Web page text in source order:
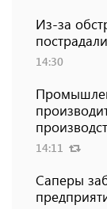
Из-за
14:30
14:11
Саперы